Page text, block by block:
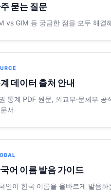
묻는 질문
vs GIM 등 궁금한 점을 모두 해결
데이터 출처 안내
통계 PDF 원문, 외교부·문체부 공
서
어 이름 발음 가이드
인이 한국 이름을 올바르게 발음하